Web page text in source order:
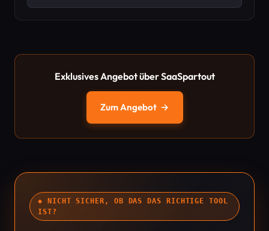
Exklusives Angebot über SaaSpartout
Zum Angebot →
◆ NICHT SICHER, OB DAS DAS RICHTIGE TOOL
IST?